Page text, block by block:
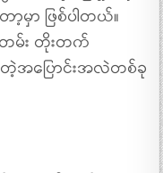
ာ ဖြစ်ပါတယ်။
တမ်း တိုးတက်
ပြောင်းအလဲတစ်ခု